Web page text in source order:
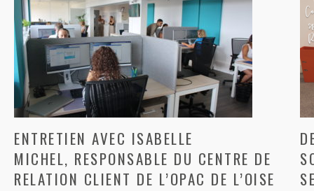
ENTRETIEN AVEC ISABELLE
MICHEL, RESPONSABLE DU CENTRE DE
RELATION CLIENT DE L’OPAC DE L’OISE